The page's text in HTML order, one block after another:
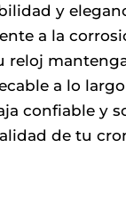
y
a la
reloj
a lo
confiable y
de tu